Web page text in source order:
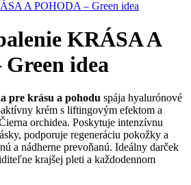
KRÁSA A
idea
pre krásu a pohodu spája hyalurónové
krém s liftingovým efektom a
orchidea. Poskytuje intenzívnu
podporuje regeneráciu pokožky a
a nádherne prevoňanú. Ideálny darček
krajšej pleti a každodennom